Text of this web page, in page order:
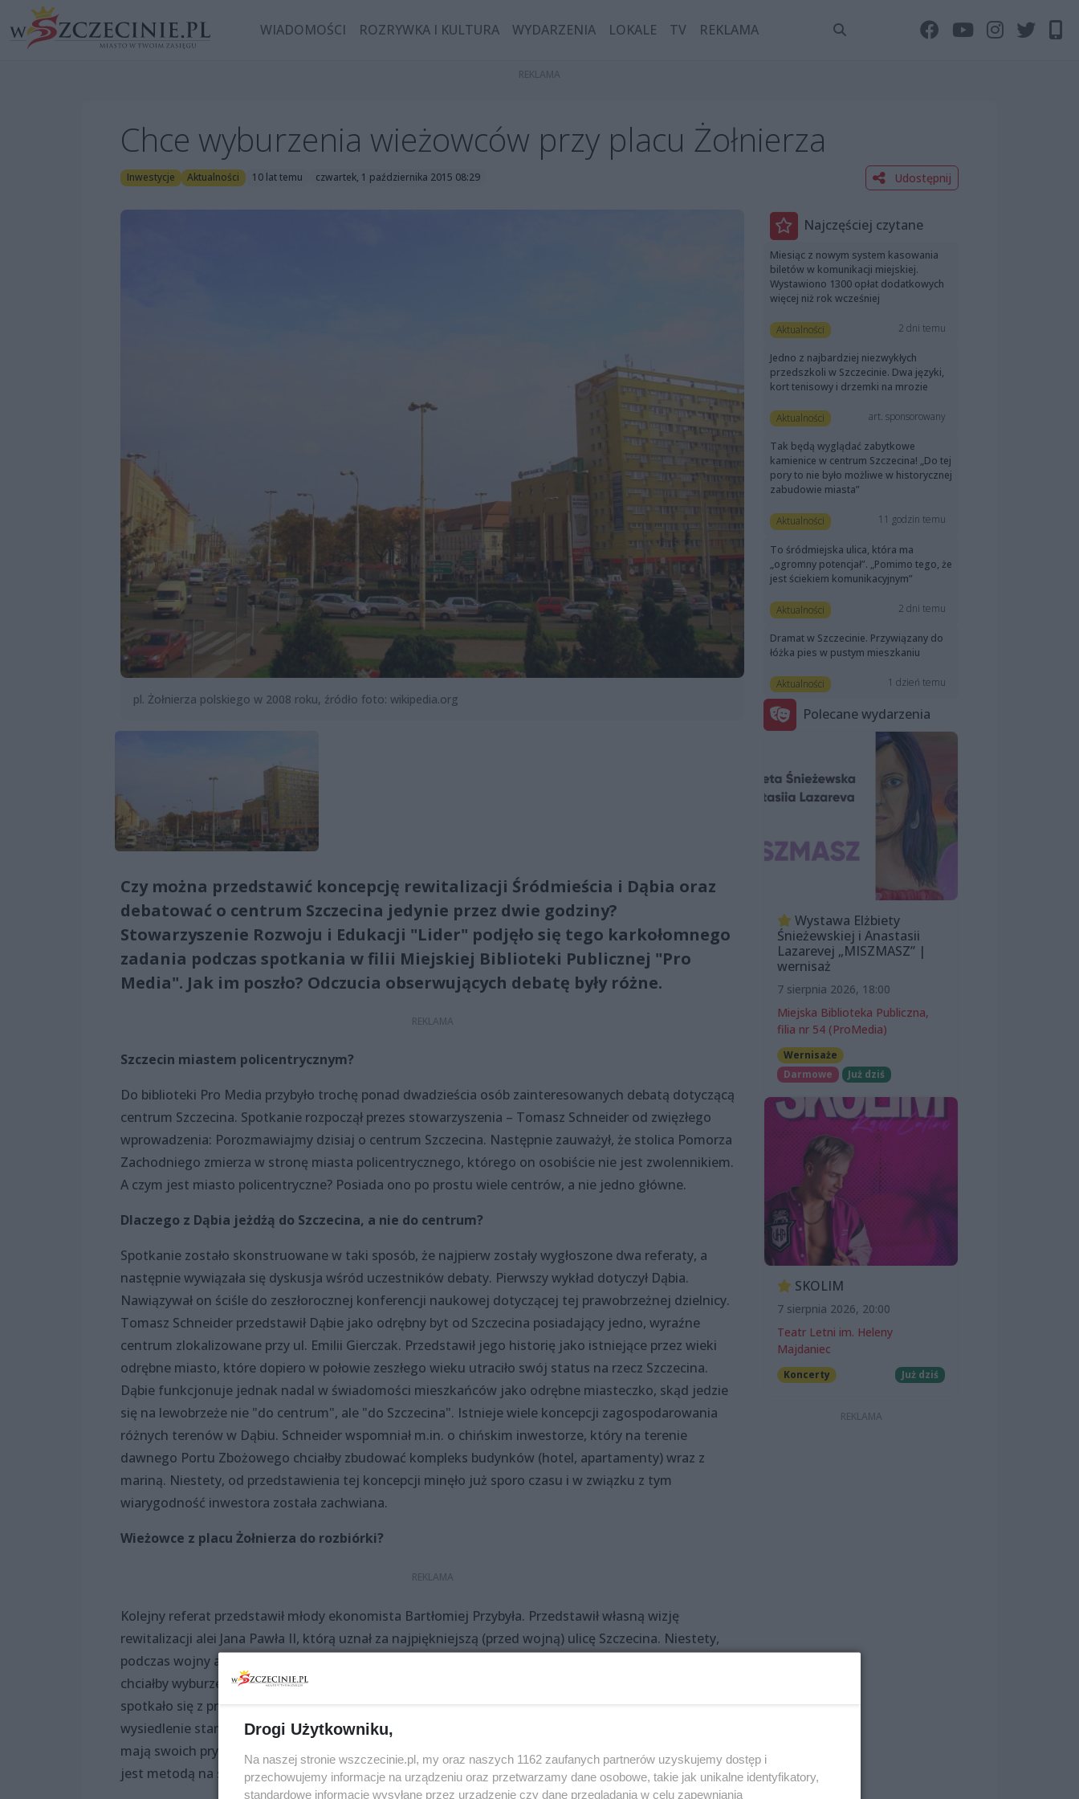
WIADOMOŚCI ROZRYWKA I KULTURA WYDARZENIA LOKALE TV REKLAMA
Chce wyburzenia wieżowców przy placu Żołnierza
Inwestycje Aktualności 10 lat temu czwartek, 1 października 2015 08:29 Udostępnij
pl. Żołnierza polskiego w 2008 roku, źródło foto: wikipedia.org
Czy można przedstawić koncepcję rewitalizacji Śródmieścia i Dąbia oraz
debatować o centrum Szczecina jedynie przez dwie godziny?
Stowarzyszenie Rozwoju i Edukacji "Lider" podjęło się tego karkołomnego
zadania podczas spotkania w filii Miejskiej Biblioteki Publicznej "Pro
Media". Jak im poszło? Odczucia obserwujących debatę były różne.
Szczecin miastem policentrycznym?
Do biblioteki Pro Media przybyło trochę ponad dwadzieścia osób zainteresowanych debatą dotyczącą
centrum Szczecina. Spotkanie rozpoczął prezes stowarzyszenia – Tomasz Schneider od zwięzłego
wprowadzenia: Porozmawiajmy dzisiaj o centrum Szczecina. Następnie zauważył, że stolica Pomorza
Zachodniego zmierza w stronę miasta policentrycznego, którego on osobiście nie jest zwolennikiem.
A czym jest miasto policentryczne? Posiada ono po prostu wiele centrów, a nie jedno główne.
Dlaczego z Dąbia jeżdżą do Szczecina, a nie do centrum?
Spotkanie zostało skonstruowane w taki sposób, że najpierw zostały wygłoszone dwa referaty, a
następnie wywiązała się dyskusja wśród uczestników debaty. Pierwszy wykład dotyczył Dąbia.
Nawiązywał on ściśle do zeszłorocznej konferencji naukowej dotyczącej tej prawobrzeżnej dzielnicy.
Tomasz Schneider przedstawił Dąbie jako odrębny byt od Szczecina posiadający jedno, wyraźne
centrum zlokalizowane przy ul. Emilii Gierczak. Przedstawił jego historię jako istniejące przez wieki
odrębne miasto, które dopiero w połowie zeszłego wieku utraciło swój status na rzecz Szczecina.
Dąbie funkcjonuje jednak nadal w świadomości mieszkańców jako odrębne miasteczko, skąd jedzie
się na lewobrzeże nie "do centrum", ale "do Szczecina". Istnieje wiele koncepcji zagospodarowania
różnych terenów w Dąbiu. Schneider wspomniał m.in. o chińskim inwestorze, który na terenie
dawnego Portu Zbożowego chciałby zbudować kompleks budynków (hotel, apartamenty) wraz z
mariną. Niestety, od przedstawienia tej koncepcji minęło już sporo czasu i w związku z tym
wiarygodność inwestora została zachwiana.
Wieżowce z placu Żołnierza do rozbiórki?
Kolejny referat przedstawił młody ekonomista Bartłomiej Przybyła. Przedstawił własną wizję
rewitalizacji alei Jana Pawła II, którą uznał za najpiękniejszą (przed wojną) ulicę Szczecina. Niestety,
podczas wojny architektura alei w dużej części ucierpiała. Nie pomógł jej również okres PRL. Przybyła
chciałby wyburzenia wieżowców z 1969 roku zlokalizowanych przy pl. Żołnierza Polskiego, co nie
spotkało się z przychylnością zgromadzonej publiczności. Jeden z obserwujących debatę zauważył, że
wysiedlenie stamtąd ludzi nie jest możliwe ze względu na to, że budynki nie należą do miasta, tylko
mają swoich prywatnych właścicieli. Ktoś inny zauważył, że usuwanie "rdzennych" mieszkańców nie
jest metodą na skuteczną rewitalizację miasta.
Najczęściej czytane
Miesiąc z nowym system kasowania
biletów w komunikacji miejskiej.
Wystawiono 1300 opłat dodatkowych
więcej niż rok wcześniej
Aktualności 2 dni temu
Jedno z najbardziej niezwykłych
przedszkoli w Szczecinie. Dwa języki,
kort tenisowy i drzemki na mrozie
Aktualności art. sponsorowany
Tak będą wyglądać zabytkowe
kamienice w centrum Szczecina! „Do tej
pory to nie było możliwe w historycznej
zabudowie miasta”
Aktualności 11 godzin temu
To śródmiejska ulica, która ma
„ogromny potencjał”. „Pomimo tego, że
jest ściekiem komunikacyjnym”
Aktualności 2 dni temu
Dramat w Szczecinie. Przywiązany do
łóżka pies w pustym mieszkaniu
Aktualności 1 dzień temu
Polecane wydarzenia
Wystawa Elżbiety
Śnieżewskiej i Anastasii
Lazarevej „MISZMASZ” |
wernisaż
7 sierpnia 2026, 18:00
Miejska Biblioteka Publiczna,
filia nr 54 (ProMedia)
Wernisaże
Darmowe
Już dziś
SKOLIM
7 sierpnia 2026, 20:00
Teatr Letni im. Heleny
Majdaniec
Koncerty Już dziś
Drogi Użytkowniku,
Na naszej stronie wszczecinie.pl, my oraz naszych 1162 zaufanych partnerów uzyskujemy dostęp i
przechowujemy informacje na urządzeniu oraz przetwarzamy dane osobowe, takie jak unikalne identyfikatory,
standardowe informacje wysyłane przez urządzenie czy dane przeglądania w celu zapewniania